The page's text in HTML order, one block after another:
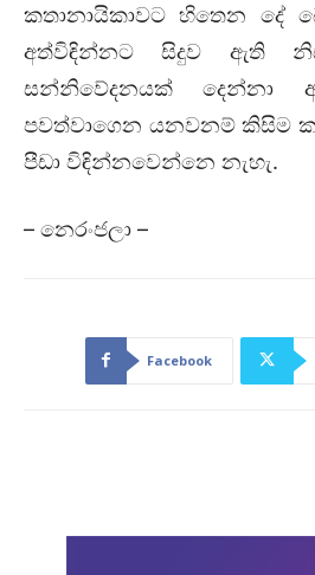
කතානායිකාවට හිතෙන දේ
අත්විඳින්නට සිදුව ඇති
සන්නිවේදනයක් දෙන්නා
පවත්වාගෙන යනවනම් කිසිම
පීඩා විඳින්නවෙන්නෙ නැහැ.
– නෙරංජලා –
Facebook